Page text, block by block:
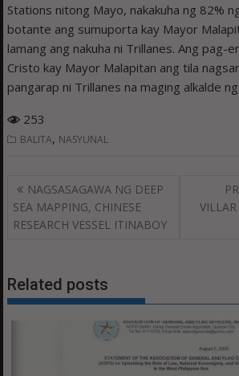
Stations nitong Mayo, nakakuha ng 82%
botante ang sumuporta kay Mayor
lamang ang nakuha ni Trillanes. Ang pag-
Cristo kay Mayor Malapitan ang tila
pangarap ni Trillanes na maging alkalde ng
253
BALITA, NASYUNAL
Post
navigation
NAGSASAGAWA NG DEEP
SEA MAPPING, CHINESE
RESEARCH VESSEL ITINABOY
Related posts